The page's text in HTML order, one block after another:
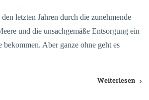
letzten Jahren durch die zunehmende
und die unsachgemäße Entsorgung ein
bekommen. Aber ganze ohne geht es
Weiterlesen